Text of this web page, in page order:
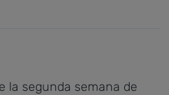
la segunda semana de